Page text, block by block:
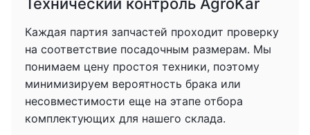
Каждая партия запчастей проходит проверку
на соответствие посадочным размерам. Мы
понимаем цену простоя техники, поэтому
минимизируем вероятность брака или
несовместимости еще на этапе отбора
комплектующих для нашего склада.